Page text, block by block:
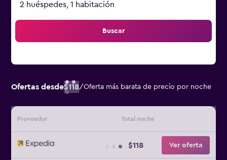
2 huéspedes, 1 habitación
Buscar
Ofertas desde$118/Oferta más barata de precio por noche
Proveedor Total noche
$118 Ver oferta